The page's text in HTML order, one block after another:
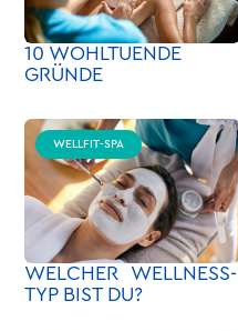
10 WOHLTUENDE
GRÜNDE
WELLFIT-SPA
WELCHER WELLNESS-
TYP BIST DU?